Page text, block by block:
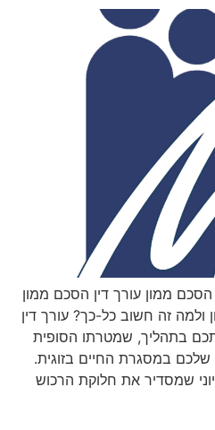
ממון עורך דין הסכם ממון
ולמה זה חשוב כל-כך? עורך דין
בתהליך, שמטרתו הסופית
שלכם במסגרת החיים בזוגית.
שמסדיר את חלוקת הרכוש